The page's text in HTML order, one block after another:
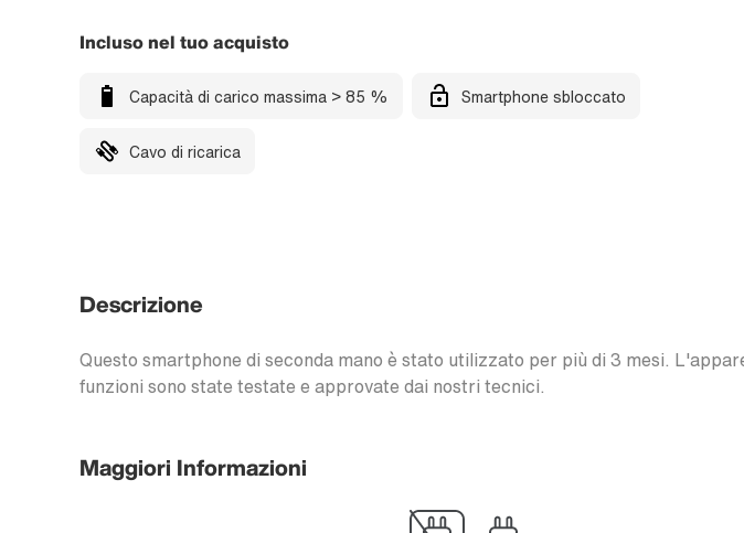
Incluso nel tuo acquisto
Capacità di carico massima > 85 % Smartphone sbloccato
Cavo di ricarica
Descrizione
Questo smartphone di seconda mano è stato utilizzato per più di 3 mesi.
funzioni sono state testate e approvate dai nostri tecnici.
Maggiori Informazioni